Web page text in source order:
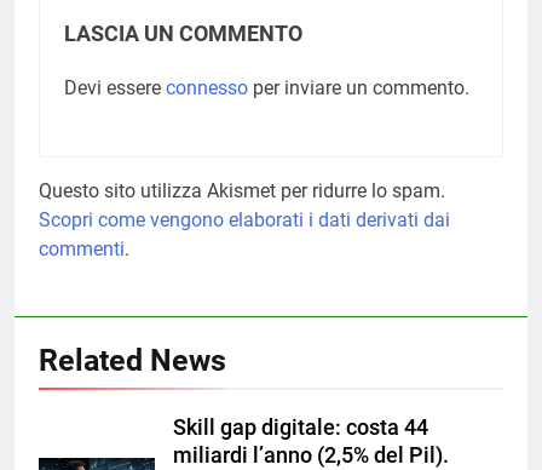
LASCIA UN COMMENTO
Devi essere connesso per inviare un commento.
Questo sito utilizza Akismet per ridurre lo spam.
Scopri come vengono elaborati i dati derivati dai
commenti.
Related News
Skill gap digitale: costa 44
miliardi l’anno (2,5% del Pil).